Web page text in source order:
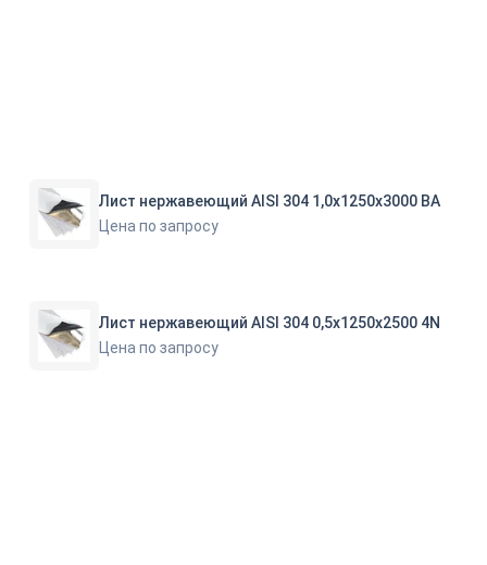
Лист нержавеющий AISI 304 1,0х1250х3000 ВА
Цена по запросу
Лист нержавеющий AISI 304 0,5х1250х2500 4N
Цена по запросу